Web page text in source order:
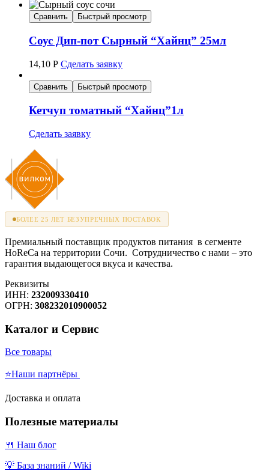
Сравнить Быстрый просмотр
Соус Дип-пот Сырный “Хайнц” 25мл
14,10 Р Сделать заявку
Сравнить Быстрый просмотр
Кетчуп томатный “Хайнц”1л
Сделать заявку
БОЛЕЕ 25 ЛЕТ БЕЗУПРЕЧНЫХ ПОСТАВОК
Премиальный поставщик продуктов питания в сегменте
HoReCa на территории Сочи. Сотрудничество с нами – это
гарантия выдающегося вкуса и качества.
Реквизиты
ИНН: 232009330410
ОГРН: 308232010900052
Каталог и Сервис
Все товары
⭐Наши партнёры
Доставка и оплата
Полезные материалы
🍴 Наш блог
💡 База знаний / Wiki